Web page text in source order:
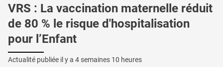
VRS : La vaccination maternelle réduit
de 80 % le risque d'hospitalisation
pour l’Enfant
Actualité publiée il y a 4 semaines 10 heures